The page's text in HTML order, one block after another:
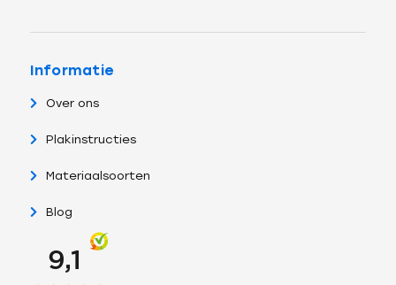
Informatie
Over ons
Plakinstructies
Materiaalsoorten
Blog